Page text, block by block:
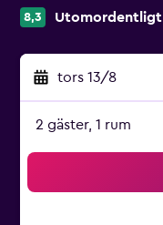
8,3 Utomordentligt
tors 13/8
2 gäster, 1 rum